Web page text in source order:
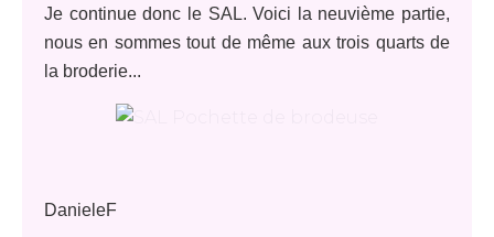
Je continue donc le SAL. Voici la neuvième partie,
nous en sommes tout de même aux trois quarts de
la broderie...
DanieleF